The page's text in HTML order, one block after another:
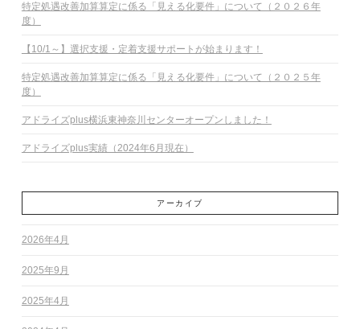
特定処遇改善加算算定に係る「見える化要件」について（２０２６年
度）
【10/1～】選択支援・定着支援サポートが始まります！
特定処遇改善加算算定に係る「見える化要件」について（２０２５年
度）
アドライズplus横浜東神奈川センターオープンしました！
アドライズplus実績（2024年6月現在）
アーカイブ
2026年4月
2025年9月
2025年4月